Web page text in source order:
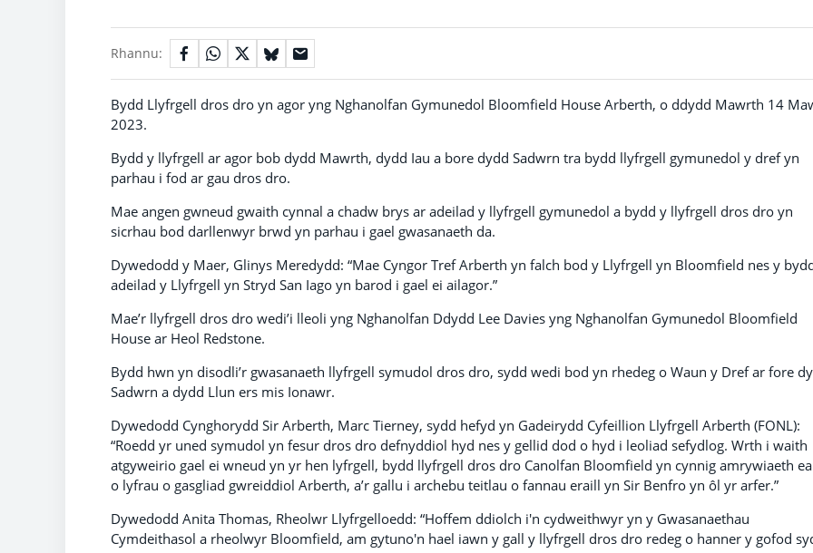
Rhannu:
Bydd Llyfrgell dros dro yn agor yng Nghanolfan Gymunedol Bloomfield House Arberth, o ddydd Mawrth 14
2023.
Bydd y llyfrgell ar agor bob dydd Mawrth, dydd Iau a bore dydd Sadwrn tra bydd llyfrgell gymunedol y dref yn
parhau i fod ar gau dros dro.
Mae angen gwneud gwaith cynnal a chadw brys ar adeilad y llyfrgell gymunedol a bydd y llyfrgell dros dro yn
sicrhau bod darllenwyr brwd yn parhau i gael gwasanaeth da.
Dywedodd y Maer, Glinys Meredydd: “Mae Cyngor Tref Arberth yn falch bod y Llyfrgell yn Bloomfield nes y
adeilad y Llyfrgell yn Stryd San Iago yn barod i gael ei ailagor.”
Mae’r llyfrgell dros dro wedi’i lleoli yng Nghanolfan Ddydd Lee Davies yng Nghanolfan Gymunedol Bloomfield
House ar Heol Redstone.
Bydd hwn yn disodli’r gwasanaeth llyfrgell symudol dros dro, sydd wedi bod yn rhedeg o Waun y Dref ar fore
Sadwrn a dydd Llun ers mis Ionawr.
Dywedodd Cynghorydd Sir Arberth, Marc Tierney, sydd hefyd yn Gadeirydd Cyfeillion Llyfrgell Arberth (FONL):
“Roedd yr uned symudol yn fesur dros dro defnyddiol hyd nes y gellid dod o hyd i leoliad sefydlog. Wrth i waith
atgyweirio gael ei wneud yn yr hen lyfrgell, bydd llyfrgell dros dro Canolfan Bloomfield yn cynnig amrywiaeth
o lyfrau o gasgliad gwreiddiol Arberth, a’r gallu i archebu teitlau o fannau eraill yn Sir Benfro yn ôl yr arfer.”
Dywedodd Anita Thomas, Rheolwr Llyfrgelloedd: “Hoffem ddiolch i'n cydweithwyr yn y Gwasanaethau
Cymdeithasol a rheolwyr Bloomfield, am gytuno'n hael iawn y gall y llyfrgell dros dro redeg o hanner y gofod